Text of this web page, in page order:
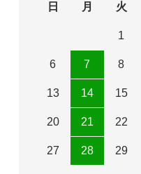
日
月 火
1
6 7 8
13 14 15
20 21 22
27 28 29